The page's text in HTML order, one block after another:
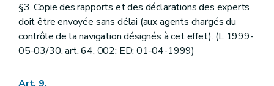
§3. Copie des rapports et des déclarations des experts
doit être envoyée sans délai (aux agents chargés du
contrôle de la navigation désignés à cet effet). (L 1999-
05-03/30, art. 64, 002; ED: 01-04-1999)